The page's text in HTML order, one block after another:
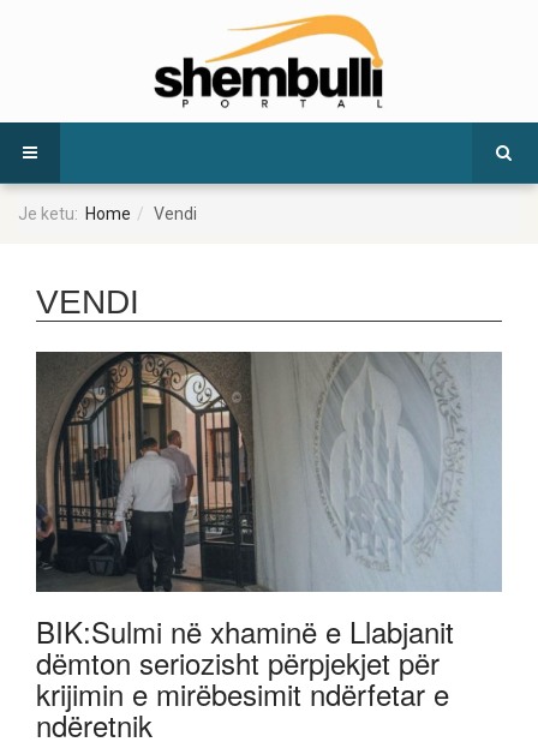
Je ketu: Home Vendi
VENDI
BIK:Sulmi në xhaminë e Llabjanit
dëmton seriozisht përpjekjet për
krijimin e mirëbesimit ndërfetar e
ndëretnik